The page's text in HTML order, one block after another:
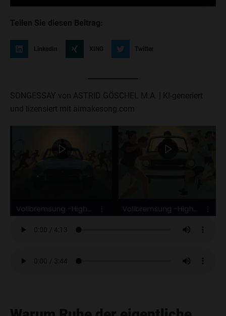
Teilen Sie diesen Beitrag:
LinkedIn XING Twitter
SONGESSAY von ASTRID GÖSCHEL M.A. | KI-generiert
und lizensiert mit aimakesong.com